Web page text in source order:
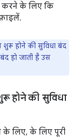
करने के लिए कि
होने की सुविधा बंद
हो जाती है उस
होने की सुविधा
के लिए, के लिए पूरी